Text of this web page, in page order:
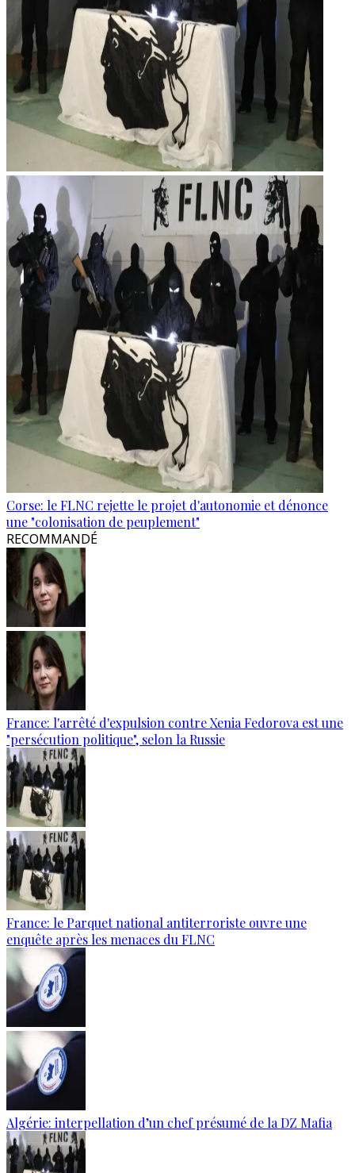
Corse: le FLNC rejette le projet d'autonomie et dénonce
une "colonisation de peuplement"
RECOMMANDÉ
France: l'arrêté d'expulsion contre Xenia Fedorova est une
"persécution politique", selon la Russie
France: le Parquet national antiterroriste ouvre une
enquête après les menaces du FLNC
Algérie: interpellation d’un chef présumé de la DZ Mafia